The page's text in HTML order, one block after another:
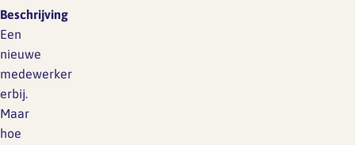
Beschrijving
Een
nieuwe
medewerker
erbij.
Maar
hoe